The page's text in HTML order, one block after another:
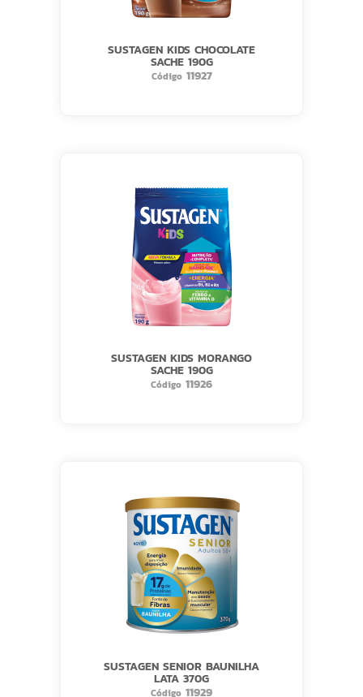
SUSTAGEN KIDS CHOCOLATE
SACHE 190G
Código11927
SUSTAGEN KIDS MORANGO
SACHE 190G
Código 11926
SUSTAGEN SENIOR BAUNILHA
LATA 370G
Código 11929